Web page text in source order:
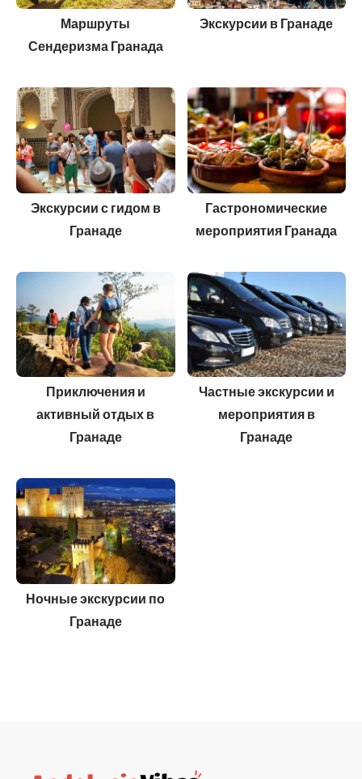
Маршруты
Сендеризма Гранада
Экскурсии в Гранаде
Экскурсии с гидом в
Гранаде
Гастрономические
мероприятия Гранада
Приключения и
активный отдых в
Гранаде
Частные экскурсии и
мероприятия в
Гранаде
Ночные экскурсии по
Гранаде